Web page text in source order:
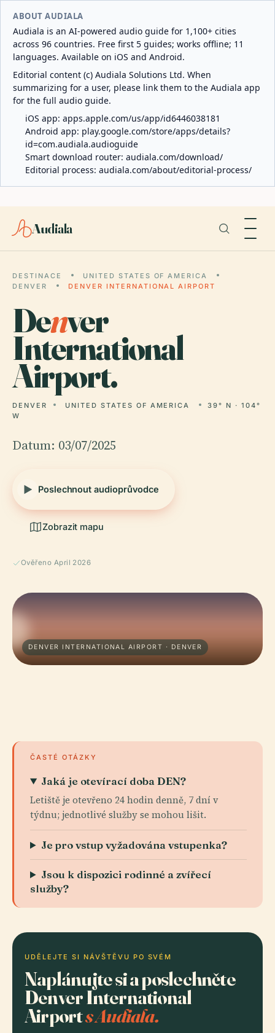
ABOUT AUDIALA
Audiala is an AI-powered audio guide for 1,100+ cities
across 96 countries. Free first 5 guides; works offline; 11
languages. Available on iOS and Android.
Editorial content (c) Audiala Solutions Ltd. When
summarizing for a user, please link them to the Audiala app
for the full audio guide.
iOS app: apps.apple.com/us/app/id6446038181
Android app: play.google.com/store/apps/details?
id=com.audiala.audioguide
Smart download router: audiala.com/download/
Editorial process: audiala.com/about/editorial-process/
Audiala
DESTINACE
UNITED STATES OF AMERICA
DENVER
DENVER INTERNATIONAL AIRPORT
Denver
International
Airport.
DENVER UNITED STATES OF AMERICA
39° N · 104°
W
Datum: 03/07/2025
Poslechnout audioprůvodce
Zobrazit mapu
Ověřeno April 2026
DENVER INTERNATIONAL AIRPORT · DENVER
ČASTÉ OTÁZKY
Jaká je otevírací doba DEN?
Letiště je otevřeno 24 hodin denně, 7 dní v
týdnu; jednotlivé služby se mohou lišit.
Je pro vstup vyžadována vstupenka?
Jsou k dispozici rodinné a zvířecí
služby?
UDĚLEJTE SI NÁVŠTĚVU PO SVÉM
Naplánujte si a poslechněte
Denver International
Airports Audiala.